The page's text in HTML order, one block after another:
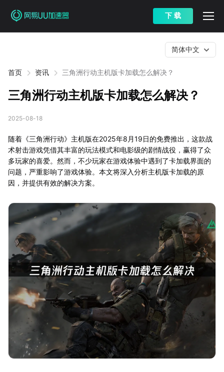
下 载
首页 资讯 三角洲行动主机版卡加载怎么解决？
简体中文
三角洲行动主机版卡加载怎么解决？
2025-08-18
随着《三角洲行动》主机版在2025年8月19日的免费推出，这款战
术射击游戏凭借其丰富的玩法模式和电影级的剧情战役，赢得了众
多玩家的喜爱。然而，不少玩家在游戏体验中遇到了卡加载界面的
问题，严重影响了游戏体验。本文将深入分析主机版卡加载的原
因，并提供有效的解决方案。